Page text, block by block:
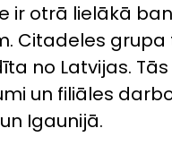
ir otrā lielākā
Citadeles grupa
no Latvijas.
un filiāles
Igaunijā.